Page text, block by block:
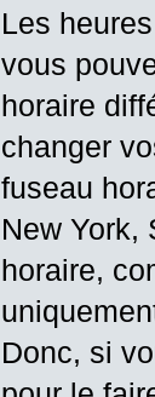
Les
vous
horaire
changer
fuseau
New York,
horaire,
Donc, si